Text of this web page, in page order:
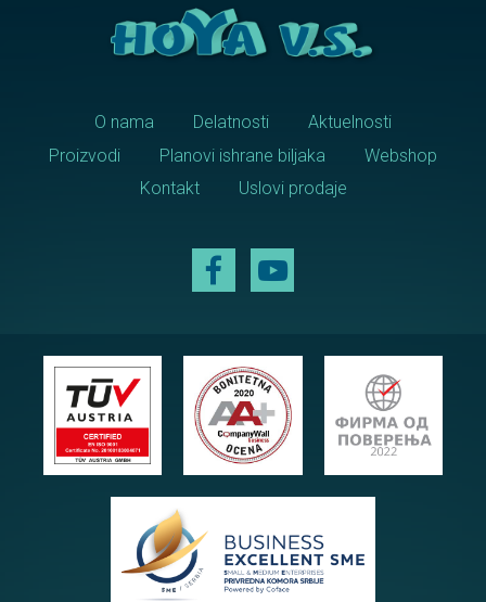
O nama Delatnosti
Aktuelnosti
Proizvodi
Planovi ishrane biljaka
Webshop
Kontakt
Uslovi prodaje